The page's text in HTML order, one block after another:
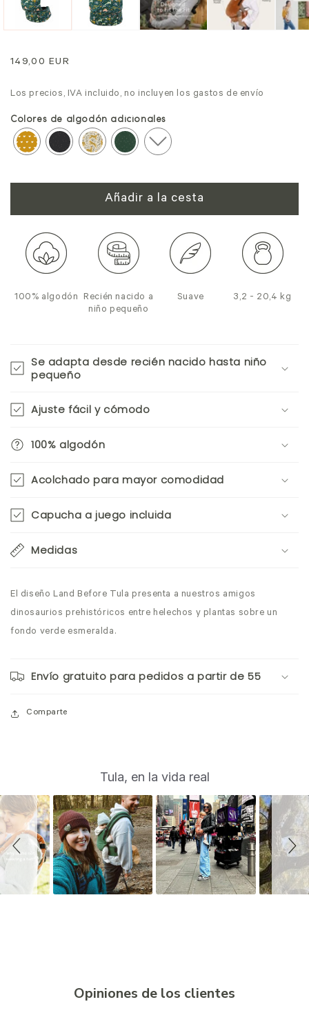
Precio
149,00 EUR
Los precios, IVA incluido, no incluyen los gastos de envío
Colores de algodón adicionales
Añadir a la cesta
100% algodón
Recién nacido a
niño pequeño
Suave 3,2 - 20,4 kg
Se adapta desde recién nacido hasta niño
pequeño
Ajuste fácil y cómodo
100% algodón
Acolchado para mayor comodidad
Capucha a juego incluida
Medidas
El diseño Land Before Tula presenta a nuestros amigos
dinosaurios prehistóricos entre helechos y plantas sobre un
fondo verde esmeralda.
Envío gratuito para pedidos a partir de 55
Comparte
i
d
e
s
h
o
Tula, en la vida real
Opiniones de los clientes